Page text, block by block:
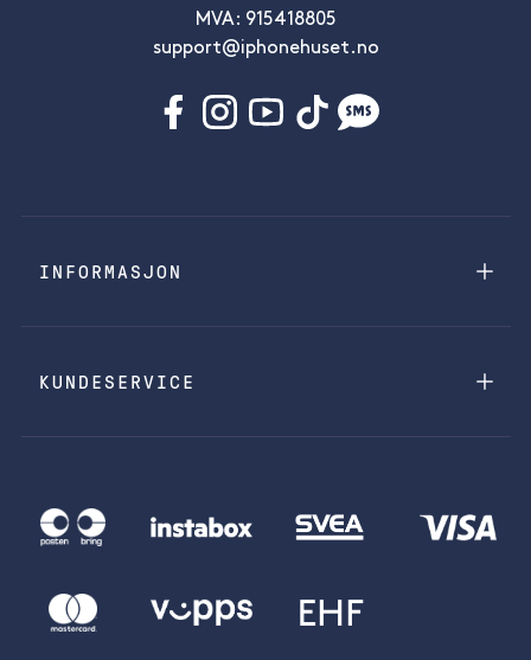
MVA: 915418805
support@iphonehuset.no
INFORMASJON
KUNDESERVICE